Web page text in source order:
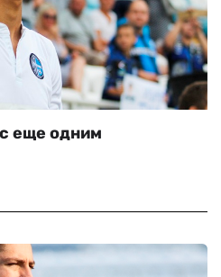
еще одним